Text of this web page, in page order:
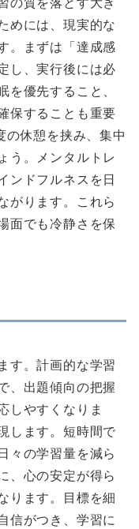
めには、現実的な
。まずは「達成感
し、実行後には必
優先すること、
保することも重要
休憩を挟み、集中
う。メンタルトレ
ンドフルネスを日
がります。これら
面でも冷静さを保
す。計画的な学習
、出題傾向の把握
しやすくなりま
します。短時間で
々の学習量を減ら
、心の安定が得ら
ります。目標を細
信がつき、学習に